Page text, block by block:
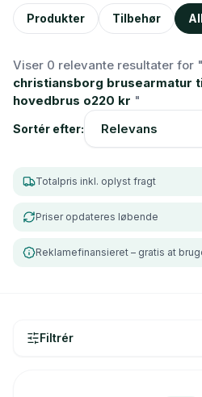
Produkter Tilbehør
Viser 0 relevante resultater for "
christiansborg brusearmatur
hovedbrus o220 kr "
Sortér efter:
Totalpris inkl. oplyst fragt
Priser opdateres løbende
Reklamefinansieret – gratis at
Filtrér